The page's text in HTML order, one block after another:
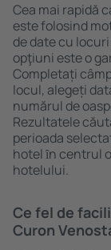
Cea mai rapidă
este folosind
de date cu
opţiuni este o
Completați
locul, alegeți
numărul de
Rezultatele
perioada
hotel ȋn centrul
hotelului.
Ce fel de
Curon